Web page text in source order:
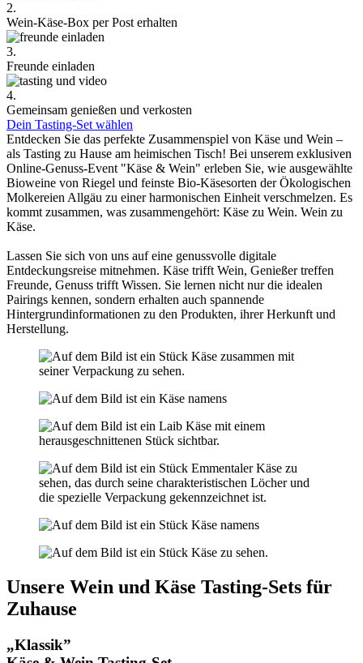
2.
Wein-Käse-Box per Post erhalten
3.
Freunde einladen
4.
Gemeinsam genießen und verkosten
Dein Tasting-Set wählen
Entdecken Sie das perfekte Zusammenspiel von Käse und Wein –
als Tasting zu Hause am heimischen Tisch! Bei unserem exklusiven
Online-Genuss-Event "Käse & Wein" erleben Sie, wie ausgewählte
Bioweine von Riegel und feinste Bio-Käsesorten der Ökologischen
Molkereien Allgäu zu einer harmonischen Einheit verschmelzen. Es
kommt zusammen, was zusammengehört: Käse zu Wein. Wein zu
Käse.
Lassen Sie sich von uns auf eine genussvolle digitale
Entdeckungsreise mitnehmen. Käse trifft Wein, Genießer treffen
Freunde, Genuss trifft Wissen. Sie lernen nicht nur die idealen
Pairings kennen, sondern erhalten auch spannende
Hintergrundinformationen zu den Produkten, ihrer Herkunft und
Herstellung.
Unsere Wein und Käse Tasting-Sets für
Zuhause
„Klassik”